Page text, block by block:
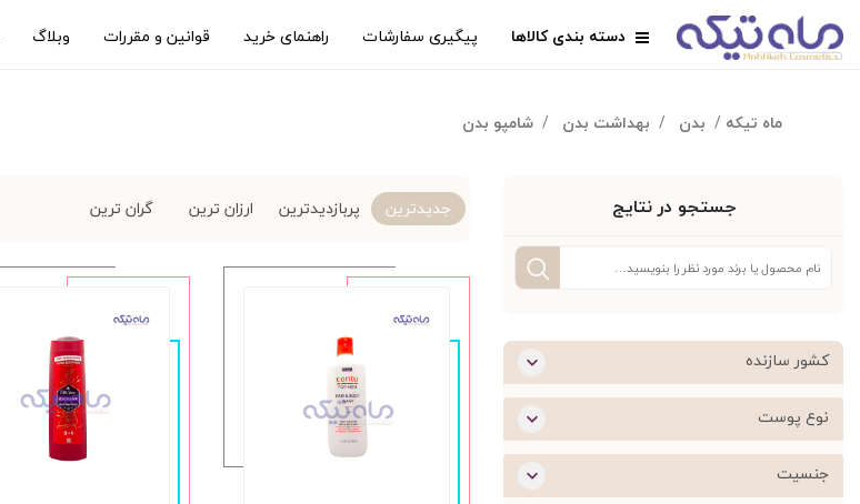
دسته بندی کالاها پیگیری سفارشات راهنمای خرید قوانین و مقررات وبلاگ
ماه تیکه بدن بهداشت بدن شامپو بدن
جستجو در نتایج
کشور سازنده
نوع پوست
جنسیت
جدیدترین پربازدیدترین ارزان ترین گران ترین